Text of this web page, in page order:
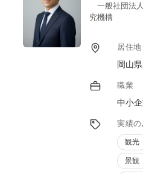
一般社団法
究機構
居住地
岡山県
職業
中小
実績
観光
景観